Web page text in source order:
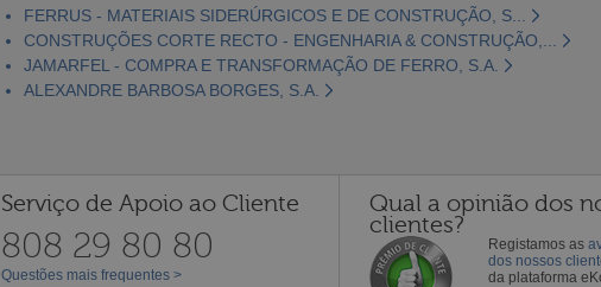
FERRUS - MATERIAIS SIDERÚRGICOS E DE CONSTRUÇÃO, S...
CONSTRUÇÕES CORTE RECTO - ENGENHARIA & CONSTRUÇÃO,...
JAMARFEL - COMPRA E TRANSFORMAÇÃO DE FERRO, S.A.
ALEXANDRE BARBOSA BORGES, S.A.
Serviço de Apoio ao Cliente
808 29 80 80
Questões mais frequentes >
Qual a opinião dos
clientes?
Registamos as
dos nossos
da plataforma